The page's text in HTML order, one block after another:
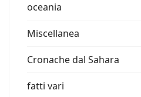
oceania
Miscellanea
Cronache dal Sahara
fatti vari